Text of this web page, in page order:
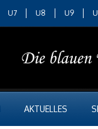
U7 U8 U9
AKTUELLES